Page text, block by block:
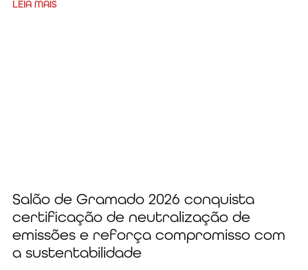
LEIA MAIS
Salão de Gramado 2026 conquista
certificação de neutralização de
emissões e reforça compromisso com
a sustentabilidade